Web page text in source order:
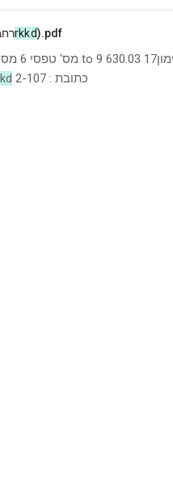
001rkkd).pdf
כתובת : 2-107